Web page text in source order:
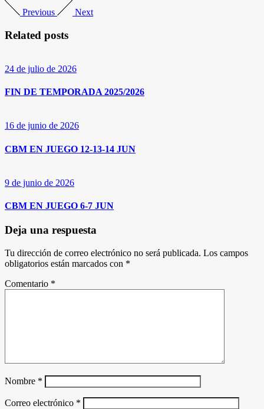
Previous Next
Related posts
24 de julio de 2026
FIN DE TEMPORADA 2025/2026
16 de junio de 2026
CBM EN JUEGO 12-13-14 JUN
9 de junio de 2026
CBM EN JUEGO 6-7 JUN
Deja una respuesta
Tu dirección de correo electrónico no será publicada. Los campos
obligatorios están marcados con *
Comentario *
Nombre *
Correo electrónico *